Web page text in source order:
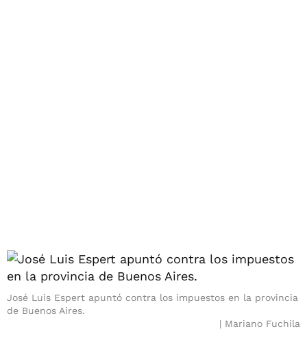
José Luis Espert apuntó contra los impuestos en la provincia
de Buenos Aires.
Mariano Fuchila